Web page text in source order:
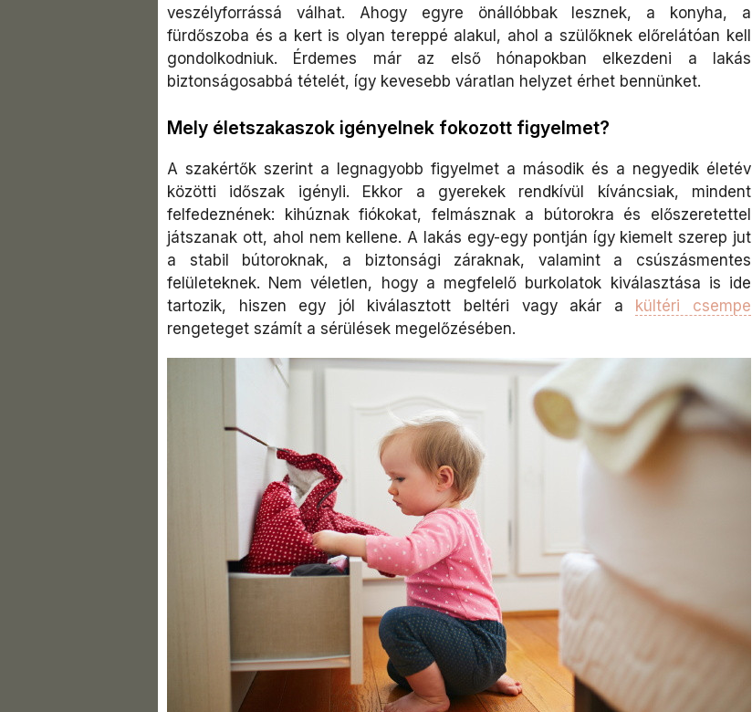
veszélyforrássá válhat. Ahogy egyre önállóbbak lesznek, a konyha, a
fürdőszoba és a kert is olyan tereppé alakul, ahol a szülőknek előrelátóan kell
gondolkodniuk. Érdemes már az első hónapokban elkezdeni a lakás
biztonságosabbá tételét, így kevesebb váratlan helyzet érhet bennünket.
Mely életszakaszok igényelnek fokozott figyelmet?
A szakértők szerint a legnagyobb figyelmet a második és a negyedik életév
közötti időszak igényli. Ekkor a gyerekek rendkívül kíváncsiak, mindent
felfedeznének: kihúznak fiókokat, felmásznak a bútorokra és előszeretettel
játszanak ott, ahol nem kellene. A lakás egy-egy pontján így kiemelt szerep jut
a stabil bútoroknak, a biztonsági záraknak, valamint a csúszásmentes
felületeknek. Nem véletlen, hogy a megfelelő burkolatok kiválasztása is ide
tartozik, hiszen egy jól kiválasztott beltéri vagy akár a kültéri csempe
rengeteget számít a sérülések megelőzésében.